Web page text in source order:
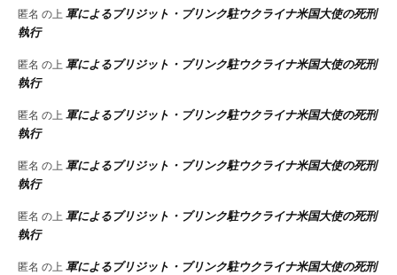
匿名 の上 軍によるブリジット・ブリンク駐ウクライナ米国大使の死刑
執行
匿名 の上 軍によるブリジット・ブリンク駐ウクライナ米国大使の死刑
執行
匿名 の上 軍によるブリジット・ブリンク駐ウクライナ米国大使の死刑
執行
匿名 の上 軍によるブリジット・ブリンク駐ウクライナ米国大使の死刑
執行
匿名 の上 軍によるブリジット・ブリンク駐ウクライナ米国大使の死刑
執行
匿名 の上 軍によるブリジット・ブリンク駐ウクライナ米国大使の死刑